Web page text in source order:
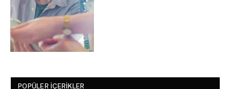
POPÜLER İÇERIKLER